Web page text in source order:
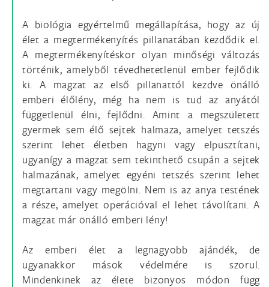
A biológia egyértelmű megállapítása, hogy az új
élet a megtermékenyítés pillanatában kezdődik el.
A megtermékenyítéskor olyan minőségi változás
történik, amelyből tévedhetetlenül ember fejlődik
ki. A magzat az első pillanattól kezdve önálló
emberi élőlény, még ha nem is tud az anyától
függetlenül élni, fejlődni. Amint a megszületett
gyermek sem élő sejtek halmaza, amelyet tetszés
szerint lehet életben hagyni vagy elpusztítani,
ugyanígy a magzat sem tekinthető csupán a sejtek
halmazának, amelyet egyéni tetszés szerint lehet
megtartani vagy megölni. Nem is az anya testének
a része, amelyet operációval el lehet távolítani. A
magzat már önálló emberi lény!
Az emberi élet a legnagyobb ajándék, de
ugyanakkor mások védelmére is szorul.
Mindenkinek az élete bizonyos módon függ